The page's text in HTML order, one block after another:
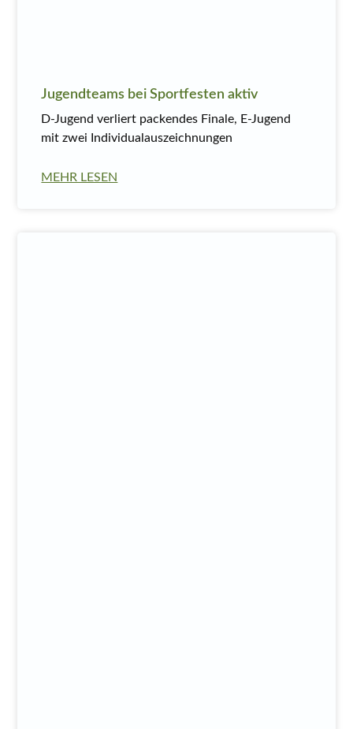
Jugendteams bei Sportfesten aktiv
D-Jugend verliert packendes Finale, E-Jugend
mit zwei Individualauszeichnungen
MEHR LESEN